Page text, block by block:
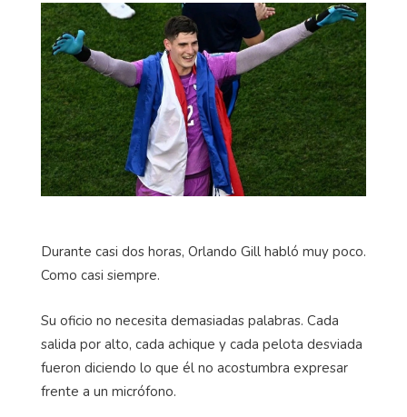
Durante casi dos horas, Orlando Gill habló muy poco.
Como casi siempre.
Su oficio no necesita demasiadas palabras. Cada
salida por alto, cada achique y cada pelota desviada
fueron diciendo lo que él no acostumbra expresar
frente a un micrófono.